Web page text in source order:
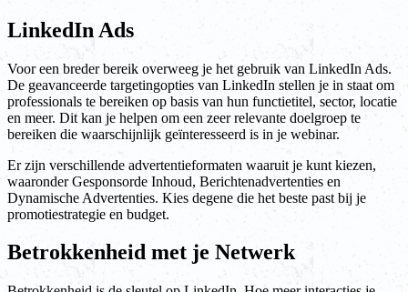
LinkedIn Ads
Voor een breder bereik overweeg je het gebruik van LinkedIn Ads.
De geavanceerde targetingopties van LinkedIn stellen je in staat om
professionals te bereiken op basis van hun functietitel, sector, locatie
en meer. Dit kan je helpen om een zeer relevante doelgroep te
bereiken die waarschijnlijk geïnteresseerd is in je webinar.
Er zijn verschillende advertentieformaten waaruit je kunt kiezen,
waaronder Gesponsorde Inhoud, Berichtenadvertenties en
Dynamische Advertenties. Kies degene die het beste past bij je
promotiestrategie en budget.
Betrokkenheid met je Netwerk